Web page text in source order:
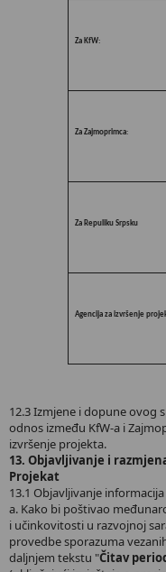
Za KfW:
Za Zajmoprimca:
Za Repuliku Srpsku
Agencija za izvršenje
12.3 Izmjene i dopune ovog
odnos između KfW-a i
izvršenje projekta.
13. Objavljivanje i
Projekat
13.1 Objavljivanje
a. Kako bi poštivao
i učinkovitosti u razvojnoj
provedbe sporazuma
daljnjem tekstu "Čitav